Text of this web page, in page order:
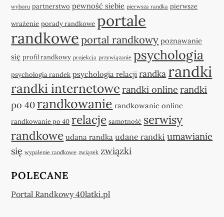
wyboru partnerstwo pewność siebie pierwsza randka pierwsze
wrażenie porady randkowe portale
randkowe portal randkowy poznawanie
się profil randkowy projekcja przywiązanie psychologia
psychologia randek psychologia relacji randka randki
randki internetowe randki online randki
po 40 randkowanie randkowanie online
randkowanie po 40 relacje samotność serwisy
randkowe udana randka udane randki umawianie
się wypalenie randkowe związek związki
POLECANE
Portal Randkowy 40latki.pl